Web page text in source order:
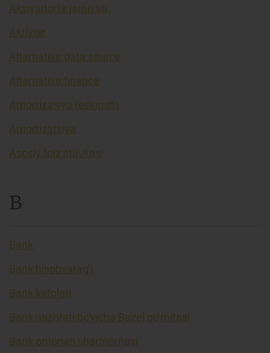
Aksiyadorlik jamiyati
Aktivlar
Alternative data source
Alternative finance
Amortizasiya (eskirish)
Amortizatsiya
Asosiy foiz stavkasi
B
Bank
Bank hisobvarag’i
Bank kafolati
Bank nazorati bo'yicha Bazel qo'mitasi
Bank omonati shartnomasi